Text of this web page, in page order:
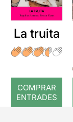
La truita
COMPRAR
ENTRADES